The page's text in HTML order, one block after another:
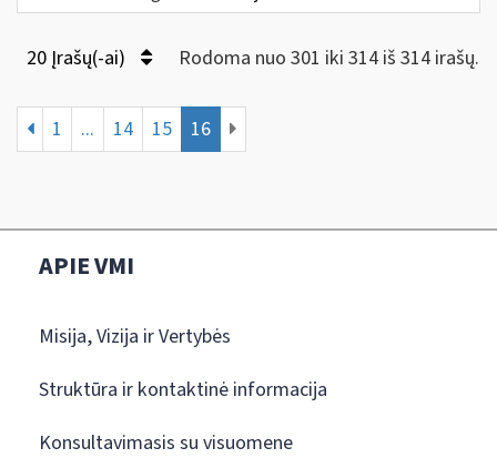
20 Įrašų(-ai) Rodoma nuo 301 iki 314 iš 314 irašų.
1 ... 14 15 16
APIE VMI
Misija, Vizija ir Vertybės
Struktūra ir kontaktinė informacija
Konsultavimasis su visuomene